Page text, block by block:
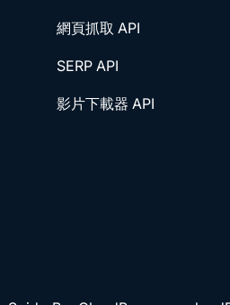
網頁抓取 API
SERP API
影片下載器 API